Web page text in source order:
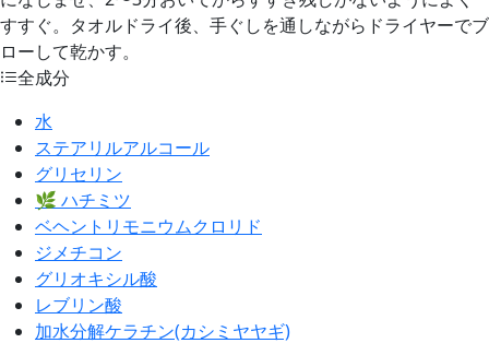
すすぐ。タオルドライ後、手ぐしを通しながらドライヤーでブ
ローして乾かす。
全成分
水
ステアリルアルコール
グリセリン
🌿 ハチミツ
ベヘントリモニウムクロリド
ジメチコン
グリオキシル酸
レブリン酸
加水分解ケラチン(カシミヤヤギ)